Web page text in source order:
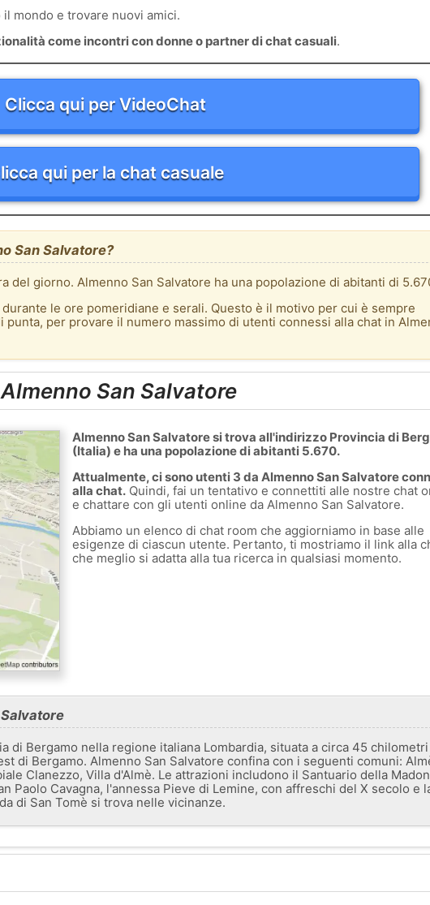
mondo e trovare nuovi amici.
come incontri con donne o partner di chat casuali.
Clicca qui per VideoChat
qui per la chat casuale
San Salvatore?
del giorno. Almenno San Salvatore ha una popolazione di abitanti di
le ore pomeridiane e serali. Questo è il motivo per cui è sempre
per provare il numero massimo di utenti connessi alla chat in
San Salvatore
Almenno San Salvatore si trova all'indirizzo Provincia di
(Italia) e ha una popolazione di abitanti 5.670.
Attualmente, ci sono utenti 3 da Almenno San Salvatore
alla chat.Quindi, fai un tentativo e connettiti alle nostre chat
e chattare con gli utenti online da Almenno San Salvatore.
Abbiamo un elenco di chat room che aggiorniamo in base alle
esigenze di ciascun utente. Pertanto, ti mostriamo il link alla
che meglio si adatta alla tua ricerca in qualsiasi momento.
di Bergamo nella regione italiana Lombardia, situata a circa 45 chilometri
di Bergamo. Almenno San Salvatore confina con i seguenti comuni:
Clanezzo, Villa d'Almè. Le attrazioni includono il Santuario della
Paolo Cavagna, l'annessa Pieve di Lemine, con affreschi del X secolo e
di San Tomè si trova nelle vicinanze.